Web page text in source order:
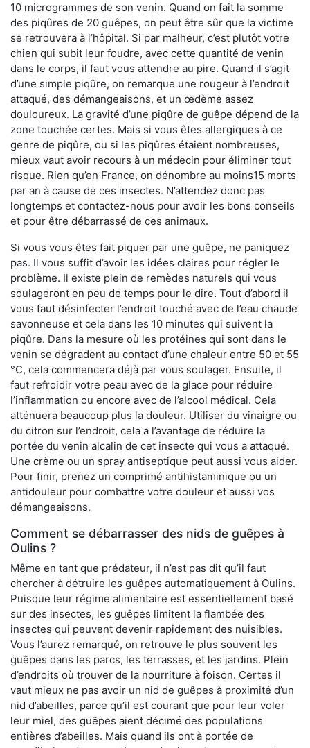
10 microgrammes de son venin. Quand on fait la somme
des piqûres de 20 guêpes, on peut être sûr que la victime
se retrouvera à l’hôpital. Si par malheur, c’est plutôt votre
chien qui subit leur foudre, avec cette quantité de venin
dans le corps, il faut vous attendre au pire. Quand il s’agit
d’une simple piqûre, on remarque une rougeur à l’endroit
attaqué, des démangeaisons, et un œdème assez
douloureux. La gravité d’une piqûre de guêpe dépend de la
zone touchée certes. Mais si vous êtes allergiques à ce
genre de piqûre, ou si les piqûres étaient nombreuses,
mieux vaut avoir recours à un médecin pour éliminer tout
risque. Rien qu’en France, on dénombre au moins15 morts
par an à cause de ces insectes. N’attendez donc pas
longtemps et contactez-nous pour avoir les bons conseils
et pour être débarrassé de ces animaux.
Si vous vous êtes fait piquer par une guêpe, ne paniquez
pas. Il vous suffit d’avoir les idées claires pour régler le
problème. Il existe plein de remèdes naturels qui vous
soulageront en peu de temps pour le dire. Tout d’abord il
vous faut désinfecter l’endroit touché avec de l’eau chaude
savonneuse et cela dans les 10 minutes qui suivent la
piqûre. Dans la mesure où les protéines qui sont dans le
venin se dégradent au contact d’une chaleur entre 50 et 55
°C, cela commencera déjà par vous soulager. Ensuite, il
faut refroidir votre peau avec de la glace pour réduire
l’inflammation ou encore avec de l’alcool médical. Cela
atténuera beaucoup plus la douleur. Utiliser du vinaigre ou
du citron sur l’endroit, cela a l’avantage de réduire la
portée du venin alcalin de cet insecte qui vous a attaqué.
Une crème ou un spray antiseptique peut aussi vous aider.
Pour finir, prenez un comprimé antihistaminique ou un
antidouleur pour combattre votre douleur et aussi vos
démangeaisons.
Comment se débarrasser des nids de guêpes à
Oulins ?
Même en tant que prédateur, il n’est pas dit qu’il faut
chercher à détruire les guêpes automatiquement à Oulins.
Puisque leur régime alimentaire est essentiellement basé
sur des insectes, les guêpes limitent la flambée des
insectes qui peuvent devenir rapidement des nuisibles.
Vous l’aurez remarqué, on retrouve le plus souvent les
guêpes dans les parcs, les terrasses, et les jardins. Plein
d’endroits où trouver de la nourriture à foison. Certes il
vaut mieux ne pas avoir un nid de guêpes à proximité d’un
nid d’abeilles, parce qu’il est courant que pour leur voler
leur miel, des guêpes aient décimé des populations
entières d’abeilles. Mais quand ils ont à portée de